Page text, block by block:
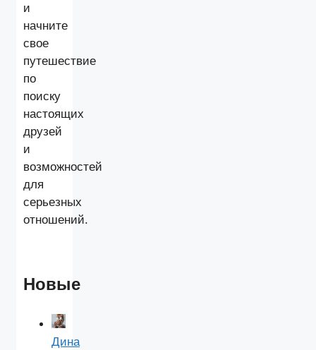
и
начните
свое
путешествие
по
поиску
настоящих
друзей
и
возможностей
для
серьезных
отношений.
Новые
Дина